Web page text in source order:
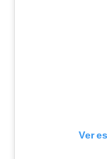
Ver